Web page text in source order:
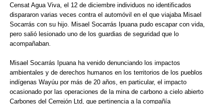
Censat Agua Viva, el 12 de diciembre individuos no identificados
dispararon varias veces contra el automóvil en el que viajaba Misael
Socarrás con su hijo. Misael Socarrás Ipuana pudo escapar con vida,
pero salió lesionado uno de los guardias de seguridad que lo
acompañaban.
Misael Socarrás Ipuana ha venido denunciando los impactos
ambientales y de derechos humanos en los territorios de los pueblos
indígenas Wayúu por más de 20 años, en particular, el impacto
ocasionado por las operaciones de la mina de carbono a cielo abierto
Carbones del Cerrejón Ltd, que pertinencia a la compañía